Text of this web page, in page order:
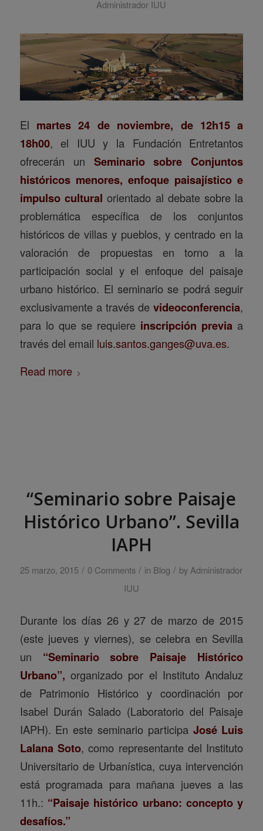
Administrador IUU
El martes 24 de noviembre, de 12h15 a
18h00, el IUU y la Fundación Entretantos
ofrecerán un Seminario sobre Conjuntos
históricos menores, enfoque paisajístico e
impulso cultural orientado al debate sobre la
problemática específica de los conjuntos
históricos de villas y pueblos, y centrado en la
valoración de propuestas en torno a la
participación social y el enfoque del paisaje
urbano histórico. El seminario se podrá seguir
exclusivamente a través devideoconferencia,
para lo que se requiere inscripción previa a
través del email luis.santos.ganges@uva.es.
Read more
“Seminario sobre Paisaje
Histórico Urbano”. Sevilla
IAPH
25 marzo, 2015 / 0 Comments / in Blog / by Administrador
IUU
Durante los días 26 y 27 de marzo de 2015
(este jueves y viernes), se celebra en Sevilla
un “Seminario sobre Paisaje Histórico
Urbano”, organizado por el Instituto Andaluz
de Patrimonio Histórico y coordinación por
Isabel Durán Salado (Laboratorio del Paisaje
IAPH). En este seminario participa José Luis
Lalana Soto, como representante del Instituto
Universitario de Urbanística, cuya intervención
está programada para mañana jueves a las
11h.: “Paisaje histórico urbano: concepto y
desafíos.”